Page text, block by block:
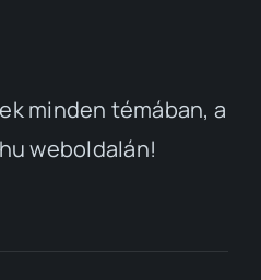
minden témában, a
weboldalán!